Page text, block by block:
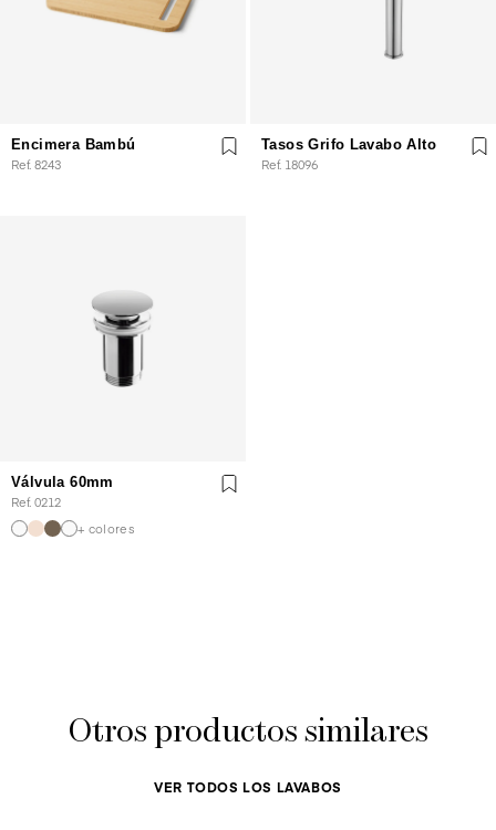
Encimera Bambú
Ref. 8243
Tasos Grifo Lavabo Alto
Ref. 18096
Válvula 60mm
Ref. 0212
+ colores
Otros productos similares
VER TODOS LOS LAVABOS